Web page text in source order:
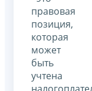
правовая
позиция,
которая
может
быть
учтена